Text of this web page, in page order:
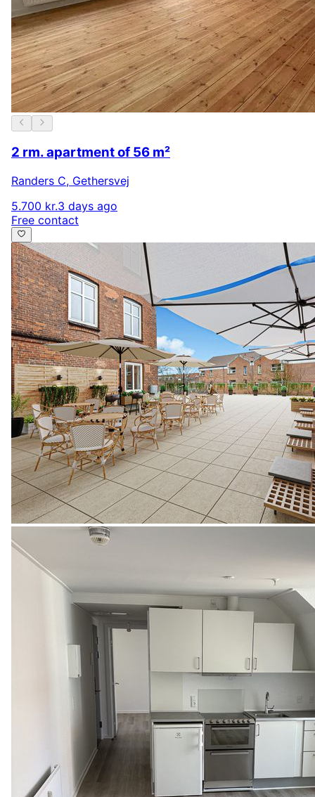
2 rm. apartment of 56 m²
Randers C, Gethersvej
5.700 kr.3 days ago
Free contact